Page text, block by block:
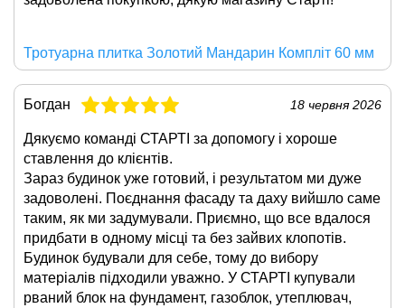
Тротуарна плитка Золотий Мандарин Компліт 60 мм
Богдан 18 червня 2026
Будинок будували для себе, тому до вибору
матеріалів підходили уважно. У СТАРТІ купували
рваний блок на фундамент, газоблок, утеплювач,
Зараз будинок уже готовий, і результатом ми дуже
задоволені. Поєднання фасаду та даху вийшло саме
таким, як ми задумували. Приємно, що все вдалося
придбати в одному місці та без зайвих клопотів.
Дякуємо команді СТАРТІ за допомогу і хороше
ставлення до клієнтів.